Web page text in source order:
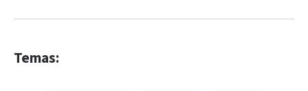
Temas: